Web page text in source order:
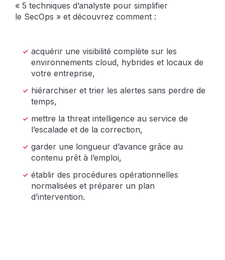
« 5 techniques d’analyste pour simplifier
le SecOps » et découvrez comment :
acquérir une visibilité complète sur les
environnements cloud, hybrides et locaux de
votre entreprise,
hiérarchiser et trier les alertes sans perdre de
temps,
mettre la threat intelligence au service de
l’escalade et de la correction,
garder une longueur d’avance grâce au
contenu prêt à l’emploi,
établir des procédures opérationnelles
normalisées et préparer un plan
d’intervention.